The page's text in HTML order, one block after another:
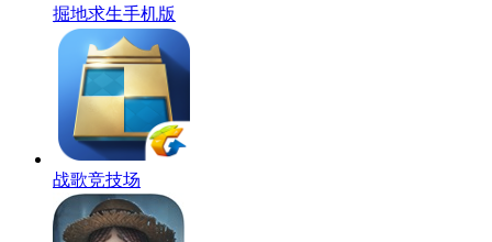
掘地求生手机版
战歌竞技场